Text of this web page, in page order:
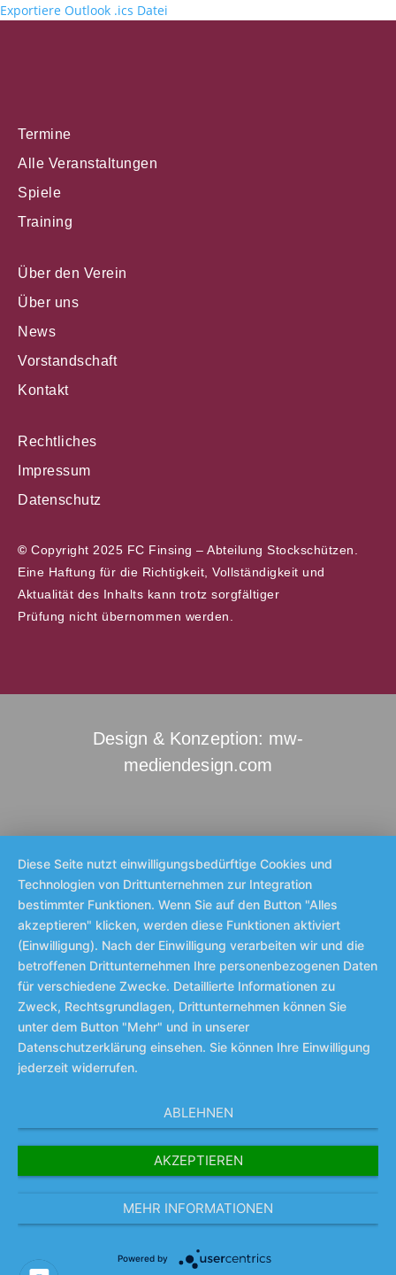
Exportiere Outlook .ics Datei
Termine
Alle Veranstaltungen
Spiele
Training
Über den Verein
Über uns
News
Vorstandschaft
Kontakt
Rechtliches
Impressum
Datenschutz
© Copyright 2025 FC Finsing – Abteilung Stockschützen.
Eine Haftung für die Richtigkeit, Vollständigkeit und
Aktualität des Inhalts kann trotz sorgfältiger
Prüfung nicht übernommen werden.
Design & Konzeption: mw-
mediendesign.com
Diese Seite nutzt einwilligungsbedürftige Cookies und
Technologien von Drittunternehmen zur Integration
bestimmter Funktionen. Wenn Sie auf den Button "Alles
akzeptieren" klicken, werden diese Funktionen aktiviert
(Einwilligung). Nach der Einwilligung verarbeiten wir und die
betroffenen Drittunternehmen Ihre personenbezogenen Daten
für verschiedene Zwecke. Detaillierte Informationen zu
Zweck, Rechtsgrundlagen, Drittunternehmen können Sie
unter dem Button "Mehr" und in unserer
Datenschutzerklärung einsehen. Sie können Ihre Einwilligung
jederzeit widerrufen.
ABLEHNEN
AKZEPTIEREN
MEHR INFORMATIONEN
Powered by